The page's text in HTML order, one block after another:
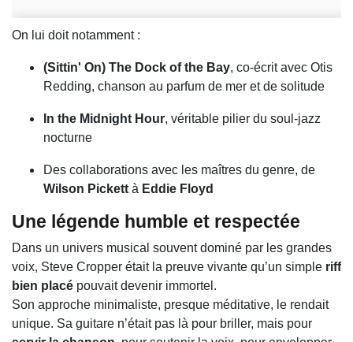
On lui doit notamment :
(Sittin' On) The Dock of the Bay, co-écrit avec Otis
Redding, chanson au parfum de mer et de solitude
In the Midnight Hour, véritable pilier du soul-jazz
nocturne
Des collaborations avec les maîtres du genre, de
Wilson Pickett à Eddie Floyd
Une légende humble et respectée
Dans un univers musical souvent dominé par les grandes
voix, Steve Cropper était la preuve vivante qu’un simple riff
bien placé pouvait devenir immortel.
Son approche minimaliste, presque méditative, le rendait
unique. Sa guitare n’était pas là pour briller, mais pour